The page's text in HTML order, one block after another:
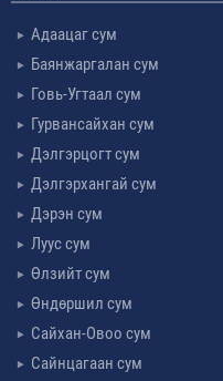
Адаацаг сум
Баянжаргалан сум
Говь-Угтаал сум
Гурвансайхан сум
Дэлгэрцогт сум
Дэлгэрхангай сум
Дэрэн сум
Луус сум
Өлзийт сум
Өндөршил сум
Сайхан-Овоо сум
Сайнцагаан сум